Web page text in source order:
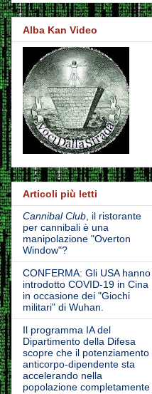
Alba Kan Video
Articoli più letti
Cannibal Club, il ristorante
per cannibali è una
manipolazione "Overton
Window"?
CONFERMA: Gli USA hanno
introdotto COVID-19 in Cina
in occasione dei "Giochi
militari" di Wuhan.
Il programma IA del
Dipartimento della Difesa
scopre che il potenziamento
anticorpo-dipendente sta
accelerando nella
popolazione completamente